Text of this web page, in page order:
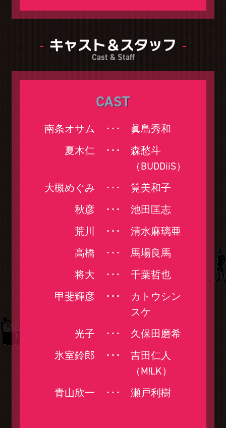
キャスト＆スタッフ
Cast & Staff
CAST
南条オサム ･･･
眞島秀和
夏木仁
･･･
森愁斗
（BUDDiiS）
大槻めぐみ
･･･
筧美和子
秋彦
･･･
池田匡志
荒川
･･･
清水麻璃亜
高橋
･･･
馬場良馬
将大
･･･
千葉哲也
甲斐輝彦
･･･
カトウシン
スケ
光子
･･･
久保田磨希
氷室鈴郎
･･･
吉田仁人
（M!LK）
青山欣一
･･･ 瀬戸利樹